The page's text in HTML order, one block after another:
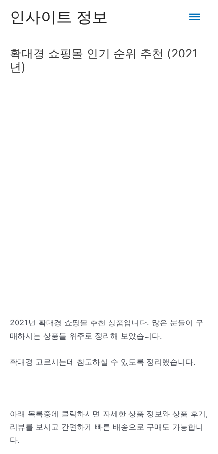
츠
인사이트 정보
메
인
확대경 쇼핑몰 인기 순위 추천 (2021
년)
2021년 확대경 쇼핑몰 추천 상품입니다. 많은 분들이 구
매하시는 상품들 위주로 정리해 보았습니다.
확대경 고르시는데 참고하실 수 있도록 정리했습니다.
아래 목록중에 클릭하시면 자세한 상품 정보와 상품 후기,
리뷰를 보시고 간편하게 빠른 배송으로 구매도 가능합니
다.